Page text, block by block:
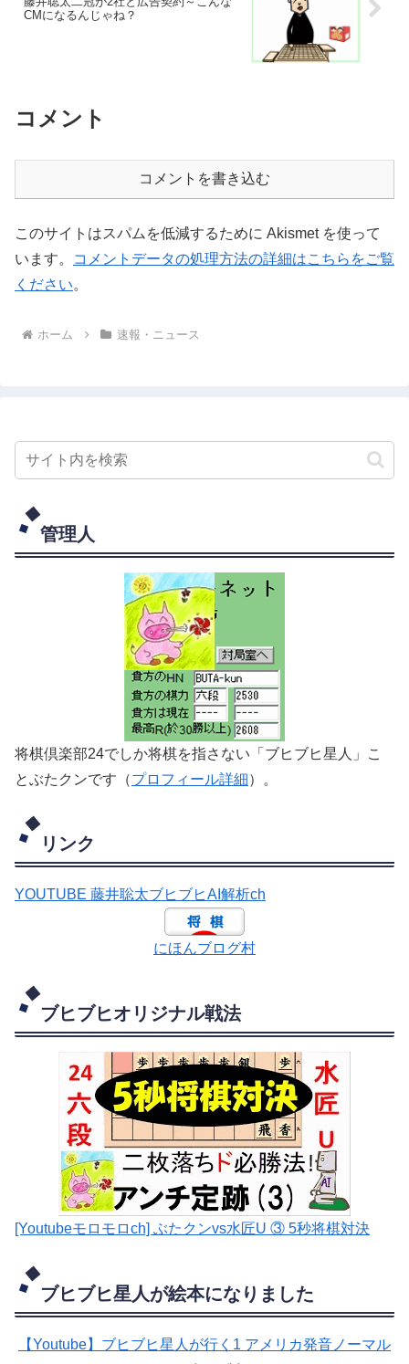
CMになるんじゃね？
コメント
コメントを書き込む
このサイトはスパムを低減するために Akismet を使って
います。
コメントデータの処理方法の詳細はこちらをご覧
ください。
ホーム 速報・ニュース
管理人
将棋倶楽部24でしか将棋を指さない「ブヒブヒ星人」こ
とぶたクンです（プロフィール詳細）。
リンク
YOUTUBE 藤井聡太ブヒブヒAI解析ch
にほんブログ村
ブヒブヒオリジナル戦法
[Youtubeモロモロch] ぶたクンvs水匠U ③ 5秒将棋対決
ブヒブヒ星人が絵本になりました
【Youtube】ブヒブヒ星人が行く1 アメリカ発音ノーマル